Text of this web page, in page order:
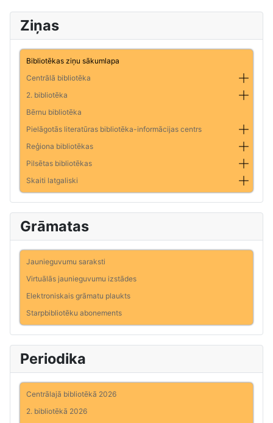
Ziņas
Bibliotēkas ziņu sākumlapa
Centrālā bibliotēka
2. bibliotēka
Bērnu bibliotēka
Pielāgotās literatūras bibliotēka-informācijas centrs
Reģiona bibliotēkas
Pilsētas bibliotēkas
Skaiti latgaliski
Grāmatas
Jaunieguvumu saraksti
Virtuālās jaunieguvumu izstādes
Elektroniskais grāmatu plaukts
Starpbibliotēku abonements
Periodika
Centrālajā bibliotēkā 2026
2. bibliotēkā 2026